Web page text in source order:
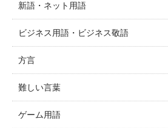
新語・ネット用語
ビジネス用語・ビジネス敬語
方言
難しい言葉
ゲーム用語